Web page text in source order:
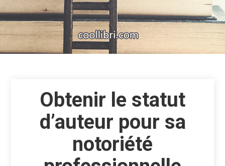
Obtenir le statut
d’auteur pour sa
notoriété